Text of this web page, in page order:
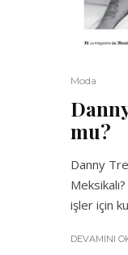
Moda
mu?
Danny
işler için
DEVAMINI